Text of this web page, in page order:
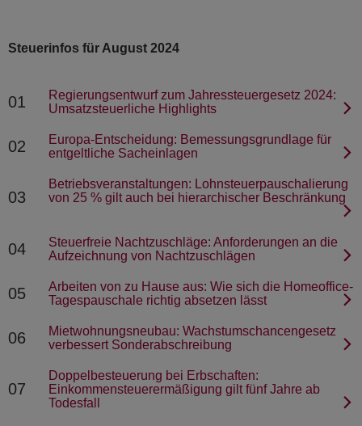
Steuerinfos für August 2024
01
Regierungsentwurf zum Jahressteuergesetz 2024:
Umsatzsteuerliche Highlights
02
Europa-Entscheidung: Bemessungsgrundlage für
entgeltliche Sacheinlagen
03
Betriebsveranstaltungen: Lohnsteuerpauschalierung
von 25 % gilt auch bei hierarchischer Beschränkung
04
Steuerfreie Nachtzuschläge: Anforderungen an die
Aufzeichnung von Nachtzuschlägen
05
Arbeiten von zu Hause aus: Wie sich die Homeoffice-
Tagespauschale richtig absetzen lässt
06
Mietwohnungsneubau: Wachstumschancengesetz
verbessert Sonderabschreibung
07
Doppelbesteuerung bei Erbschaften:
Einkommensteuerermäßigung gilt fünf Jahre ab
Todesfall